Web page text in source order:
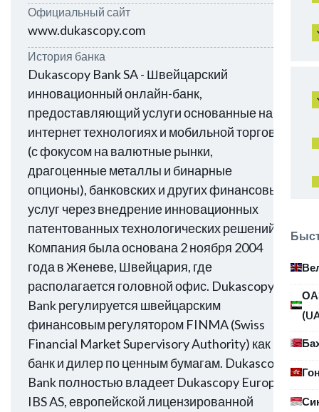
Официальный сайт
www.dukascopy.com
История банка
Dukascopy Bank SA - Швейцарский
инновационный онлайн-банк,
предоставляющий услуги основанные на
интернет технологиях и мобильной торговли
(с фокусом на валютные рынки,
драгоценные металлы и бинарные
опционы), банковских и других финансовых
услуг через внедрение инновационных
патентованных технологических решений..
Компания была основана 2 ноября 2004
года в Женеве, Швейцария, где
располагается головной офис. Dukascopy
Bank регулируется швейцарским
финансовым регулятором FINMA (Swiss
Financial Market Supervisory Authority) как
банк и дилер по ценным бумагам. Dukascopy
Bank полностью владеет Dukascopy Europe
IBS AS, европейской лицензированной